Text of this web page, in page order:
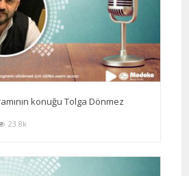
konuğu Tolga Dönmez
23.8k